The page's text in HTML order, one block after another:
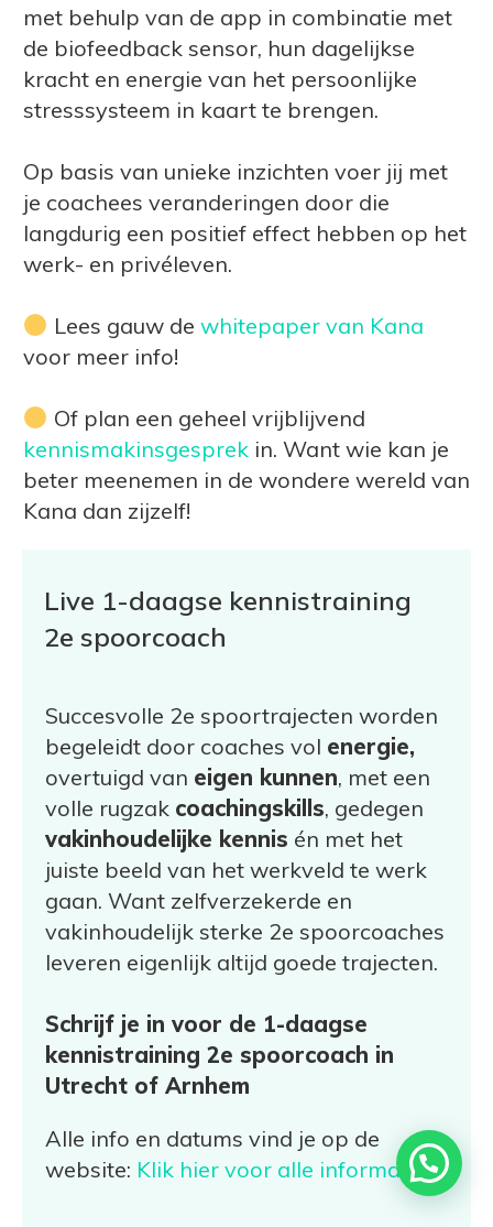
met behulp van de app in combinatie met
de biofeedback sensor, hun dagelijkse
kracht en energie van het persoonlijke
stresssysteem in kaart te brengen.
Op basis van unieke inzichten voer jij met
je coachees veranderingen door die
langdurig een positief effect hebben op het
werk- en privéleven.
Lees gauw de whitepaper van Kana
voor meer info!
Of plan een geheel vrijblijvend
kennismakinsgesprek in. Want wie kan je
beter meenemen in de wondere wereld van
Kana dan zijzelf!
Live 1-daagse kennistraining
2e spoorcoach
Succesvolle 2e spoortrajecten worden
begeleidt door coaches vol energie,
overtuigd van eigen kunnen, met een
volle rugzak coachingskills, gedegen
vakinhoudelijke kennis én met het
juiste beeld van het werkveld te werk
gaan. Want zelfverzekerde en
vakinhoudelijk sterke 2e spoorcoaches
leveren eigenlijk altijd goede trajecten.
Schrijf je in voor de 1-daagse
kennistraining 2e spoorcoach in
Utrecht of Arnhem
Alle info en datums vind je op de
website: Klik hier voor alle informatie